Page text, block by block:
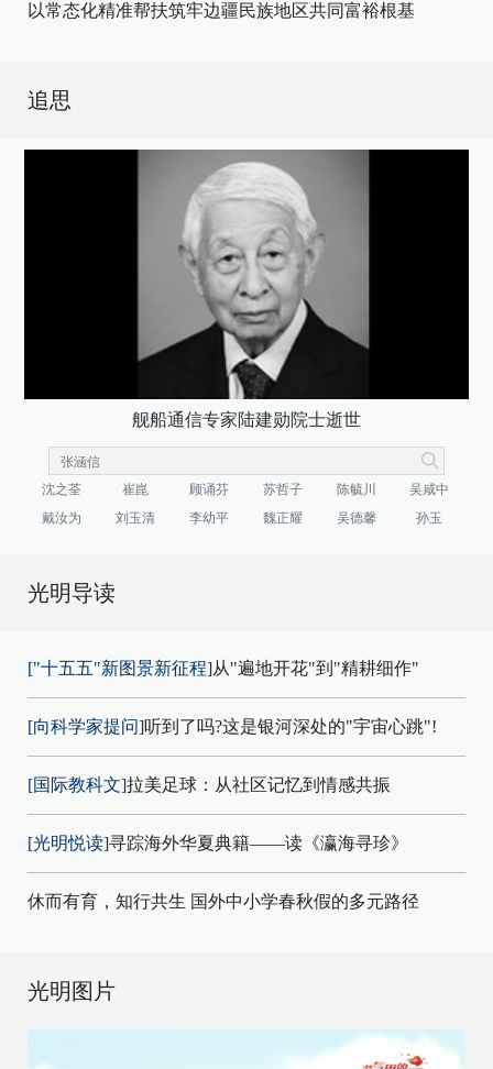
以常态化精准帮扶筑牢边疆民族地区共同富裕根基
追思
舰船通信专家陆建勋院士逝世
沈之荃 崔崑 顾诵芬 苏哲子 陈毓川
吴咸中
戴汝为
刘玉清 李幼平 魏正耀 吴德馨 孙玉
光明导读
["十五五"新图景新征程]从"遍地开花"到"精耕细作"
[向科学家提问]听到了吗?这是银河深处的"宇宙心跳"!
[国际教科文]拉美足球：从社区记忆到情感共振
[光明悦读]寻踪海外华夏典籍——读《瀛海寻珍》
休而有育，知行共生 国外中小学春秋假的多元路径
光明图片